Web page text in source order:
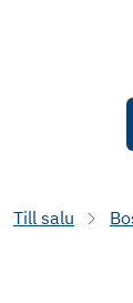
Till salu